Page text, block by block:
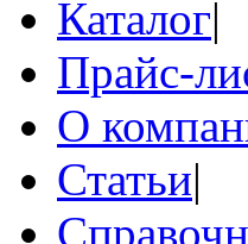
Каталог|
Прайс-
О
Статьи|